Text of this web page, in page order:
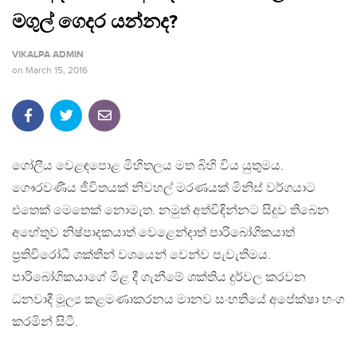
මගුල් ගෙදර යන්නද?
VIKALPA ADMIN
on March 15, 2016
ගෝලීය වෙළඳපොළ මිහිතලය මත බිහි විය යුතුමය.
ගෞරවණීය ජීවිතයක් නිවහල් මරණයක් මිනිස් වර්ගයාට
එතෙක් මෙතෙක් නොමැත. නමුත් අත්විඳින්නට සිදුව තිබෙන
අහේතුව නිෂ්පාදකයාත් වෙළෙන්දාත් පාරිබෝගිකයාත්
ප්‍රතිවිරෝධී ශක්තීන් වශයෙන් වෙන්ව පැවැතීමය.
පාරිබෝගිකයාගේ මිළ දී ගැනීමේ ශක්තිය දුර්වල කරවන
ධනවාදී මූල්‍ය කළමණාකරනය මානව සංහතියේ අපේක්ෂා භංග
කරමින් සිටී.